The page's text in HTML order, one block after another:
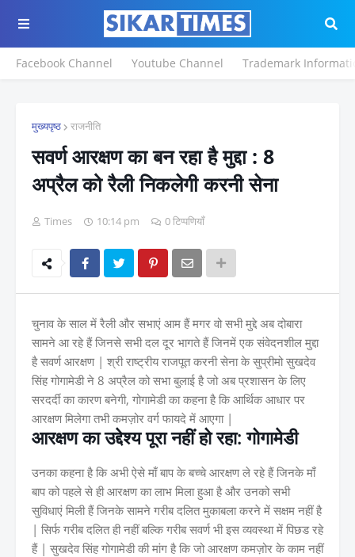
Facebook Channel Youtube Channel Trademark
मुख्यपृष्ठ राजनीति
सवर्ण आरक्षण का बन रहा है मुद्दा : 8
अप्रैल को रैली निकलेगी करनी सेना
Times 10:14 pm 0 टिप्पणियाँ
चुनाव के साल में रैली और सभाएं आम हैं मगर वो सभी मुद्दे अब दोबारा
सामने आ रहे हैं जिनसे सभी दल दूर भागते हैं जिनमें एक संवेदनशील मुद्दा
है सवर्ण आरक्षण | श्री राष्ट्रीय राजपूत करनी सेना के सुप्रीमो सुखदेव
सिंह गोगामेडी ने 8 अप्रैल को सभा बुलाई है जो अब प्रशासन के लिए
सरदर्दी का कारण बनेगी, गोगामेडी का कहना है कि आर्थिक आधार पर
आरक्षण मिलेगा तभी कमज़ोर वर्ग फायदे में आएगा |
आरक्षण का उद्देश्य पूरा नहीं हो रहा: गोगामेडी
उनका कहना है कि अभी ऐसे माँ बाप के बच्चे आरक्षण ले रहे हैं जिनके माँ
बाप को पहले से ही आरक्षण का लाभ मिला हुआ है और उनको सभी
सुविधाएं मिली हैं जिनके सामने गरीब दलित मुकाबला करने में सक्षम नहीं है
| सिर्फ गरीब दलित ही नहीं बल्कि गरीब सवर्ण भी इस व्यवस्था में पिछड रहे
हैं | सुखदेव सिंह गोगामेडी की मांग है कि जो आरक्षण कमज़ोर के काम नहीं